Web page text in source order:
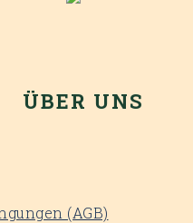
ÜBER UNS
(AGB)